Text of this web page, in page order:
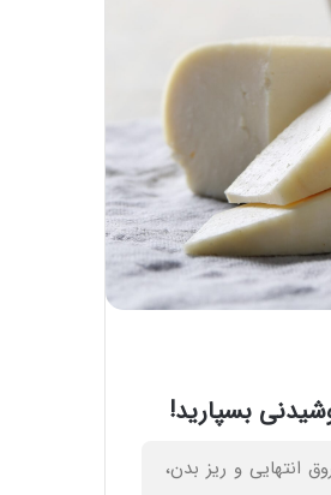
بسپارید!
انتهایی و ریز بدن،